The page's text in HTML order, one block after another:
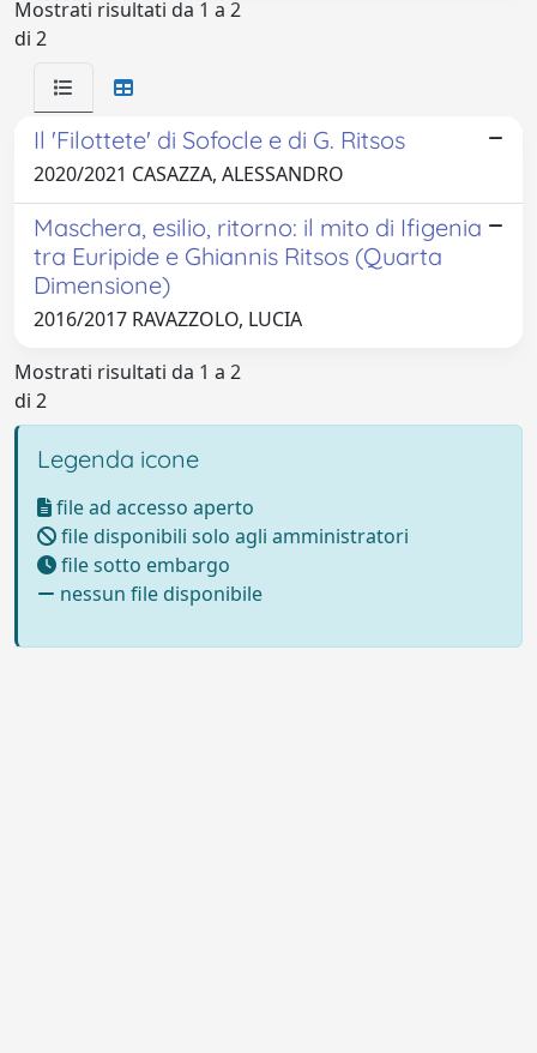
Mostrati risultati da 1 a 2
di 2
Il 'Filottete' di Sofocle e di G. Ritsos
2020/2021 CASAZZA, ALESSANDRO
Maschera, esilio, ritorno: il mito di Ifigenia
tra Euripide e Ghiannis Ritsos (Quarta
Dimensione)
2016/2017 RAVAZZOLO, LUCIA
Mostrati risultati da 1 a 2
di 2
Legenda icone
file ad accesso aperto
file disponibili solo agli amministratori
file sotto embargo
nessun file disponibile